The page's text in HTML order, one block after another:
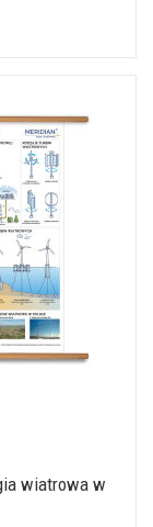
wiatrowa w